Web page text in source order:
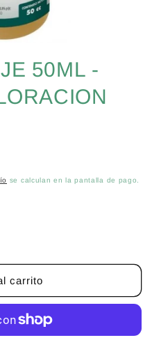
50ML -
se calculan en la pantalla de pago.
carrito